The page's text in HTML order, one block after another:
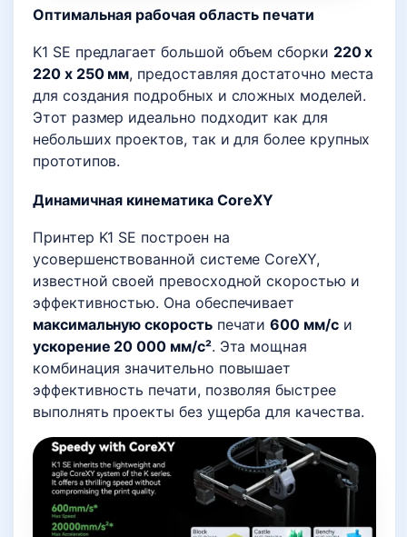
Оптимальная рабочая область печати
K1 SE предлагает большой объем сборки 220 x
220 x 250 мм, предоставляя достаточно места
для создания подробных и сложных моделей.
Этот размер идеально подходит как для
небольших проектов, так и для более крупных
прототипов.
Динамичная кинематика CoreXY
Принтер K1 SE построен на
усовершенствованной системе CoreXY,
известной своей превосходной скоростью и
эффективностью. Она обеспечивает
максимальную скоростьпечати600 мм/си
ускорение 20 000 мм/с². Эта мощная
комбинация значительно повышает
эффективность печати, позволяя быстрее
выполнять проекты без ущерба для качества.